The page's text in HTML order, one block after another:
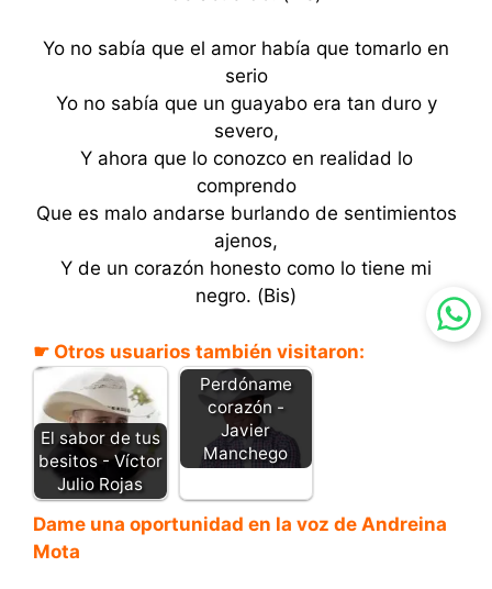
Yo no sabía que el amor había que tomarlo en
serio
Yo no sabía que un guayabo era tan duro y
severo,
Y ahora que lo conozco en realidad lo
comprendo
Que es malo andarse burlando de sentimientos
ajenos,
Y de un corazón honesto como lo tiene mi
negro. (Bis)
☛ Otros usuarios también visitaron:
El sabor de tus
besitos - Víctor
Julio Rojas
Perdóname
corazón -
Javier
Manchego
Dame una oportunidad en la voz de Andreina
Mota